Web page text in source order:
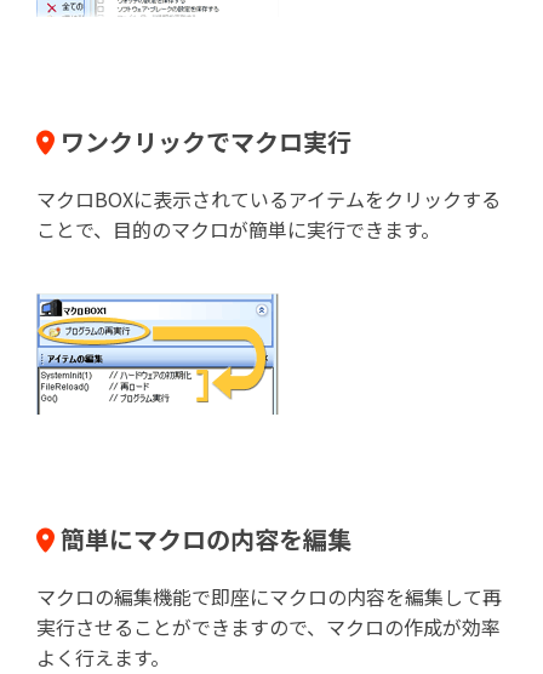
ワンクリックでマクロ実行
マクロBOXに表示されているアイテムをクリックする
ことで、目的のマクロが簡単に実行できます。
簡単にマクロの内容を編集
マクロの編集機能で即座にマクロの内容を編集して再
実行させることができますので、マクロの作成が効率
よく行えます。